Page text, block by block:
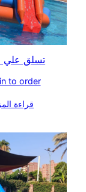
تسلق علي
to order
قراءة